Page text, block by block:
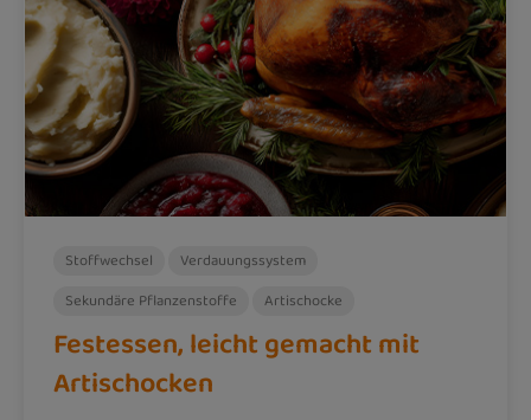
Stoffwechsel
Verdauungssystem
Sekundäre Pflanzenstoffe
Artischocke
Festessen, leicht gemacht mit
Artischocken